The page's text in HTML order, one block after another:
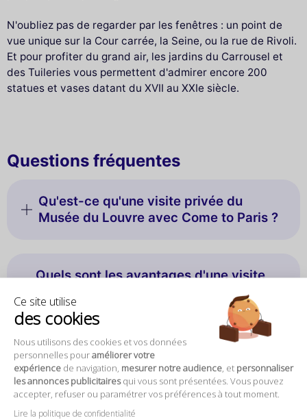
Ce site utilise
des cookies
Nous utilisons des cookies et vos données
personnelles pouraméliorer votre
expérience de navigation, mesurer notre audience , et personnaliser
les annonces publicitairesqui vous sont présentées. Vous pouvez
accepter, refuser ou paramétrer vos préférences à tout moment.
Lire la politique de confidentialité
N'oubliez pas de regarder par les fenêtres : un point de
vue unique sur la Cour carrée, la Seine, ou la rue de Rivoli.
Et pour profiter du grand air, les jardins du Carrousel et
des Tuileries vous permettent d'admirer encore 200
statues et vases datant du XVII au XXIe siècle.
Questions fréquentes
Qu'est-ce qu'une visite privée du
Musée du Louvre avec Come to Paris ?
Quels sont les avantages d'une visite
privée du Louvre par rapport à une
visite classique ?
Que peut-on voir lors d'une visite
privée du Louvre ?